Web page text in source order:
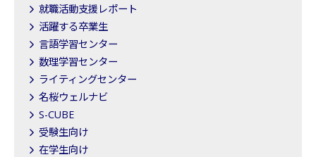
就職活動支援レポート
活躍する卒業生
言語学習センター
数理学習センター
ライティングセンター
名桜ウェルナビ
S-CUBE
受験生向け
在学生向け